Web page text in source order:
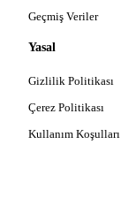
Geçmiş Veriler
Yasal
Gizlilik Politikası
Çerez Politikası
Kullanım Koşulları